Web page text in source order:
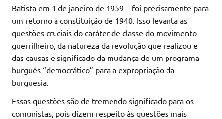
Batista em 1 de janeiro de 1959 – foi precisamente para
um retorno à constituição de 1940. Isso levanta as
questões cruciais do caráter de classe do movimento
guerrilheiro, da natureza da revolução que realizou e
das causas e significado da mudança de um programa
burguês “democrático” para a expropriação da
burguesia.
Essas questões são de tremendo significado para os
comunistas, pois dizem respeito às questões mais